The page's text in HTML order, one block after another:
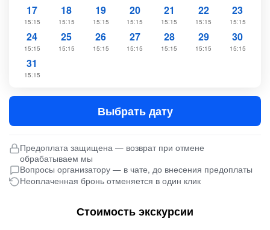
17
15:15
18
15:15
19
15:15
20
15:15
21
15:15
22
15:15
23
15:15
24
15:15
25
15:15
26
15:15
27
15:15
28
15:15
29
15:15
30
15:15
31
15:15
Выбрать дату
Предоплата защищена — возврат при отмене
обрабатываем мы
Вопросы организатору — в чате, до внесения предоплаты
Неоплаченная бронь отменяется в один клик
Стоимость экскурсии